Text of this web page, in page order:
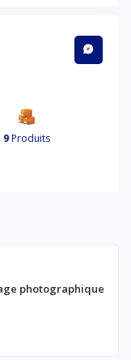
9Produits
photographique